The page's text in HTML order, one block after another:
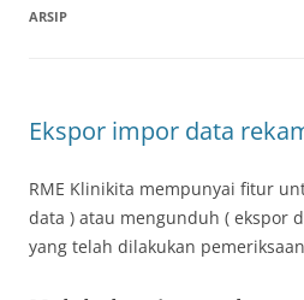
ARSIP
Ekspor impor data
RME Klinikita mempunyai fitur
data ) atau mengunduh ( ekspor
yang telah dilakukan